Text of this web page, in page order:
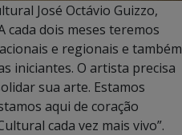
José Octávio Guizzo,
cada dois meses teremos
e regionais e também
iniciantes. O artista precisa
sua arte. Estamos
aqui de coração
cada vez mais vivo”.